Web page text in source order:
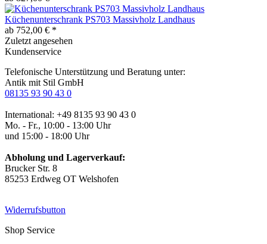
Küchenunterschrank PS703 Massivholz Landhaus
ab 752,00 € *
Zuletzt angesehen
Kundenservice
Telefonische Unterstützung und Beratung unter:
Antik mit Stil GmbH
08135 93 90 43 0
International: +49 8135 93 90 43 0
Mo. - Fr., 10:00 - 13:00 Uhr
und 15:00 - 18:00 Uhr
Abholung und Lagerverkauf:
Brucker Str. 8
85253 Erdweg OT Welshofen
Widerrufsbutton
Shop Service